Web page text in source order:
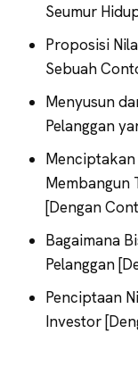
Seumur
Proposisi
Sebuah
Menyusun
Pelanggan
Menciptakan
Membangun
[Dengan
Bagaimana
Pelanggan
Penciptaan
Investor